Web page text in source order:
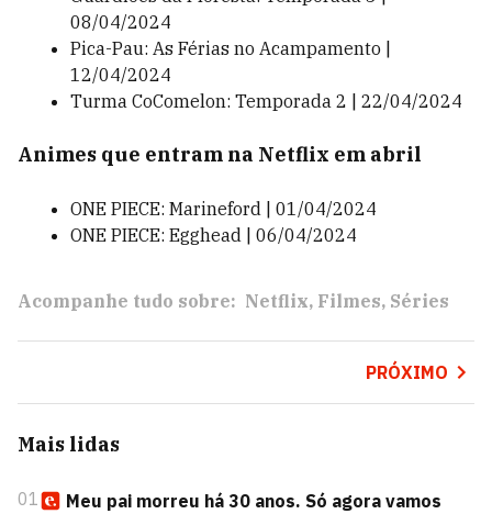
08/04/2024
Pica-Pau: As Férias no Acampamento |
12/04/2024
Turma CoComelon: Temporada 2 | 22/04/2024
Animes que entram na Netflix em abril
ONE PIECE: Marineford | 01/04/2024
ONE PIECE: Egghead | 06/04/2024
Acompanhe tudo sobre: Netflix Filmes Séries
PRÓXIMO
Mais lidas
01
Meu pai morreu há 30 anos. Só agora vamos